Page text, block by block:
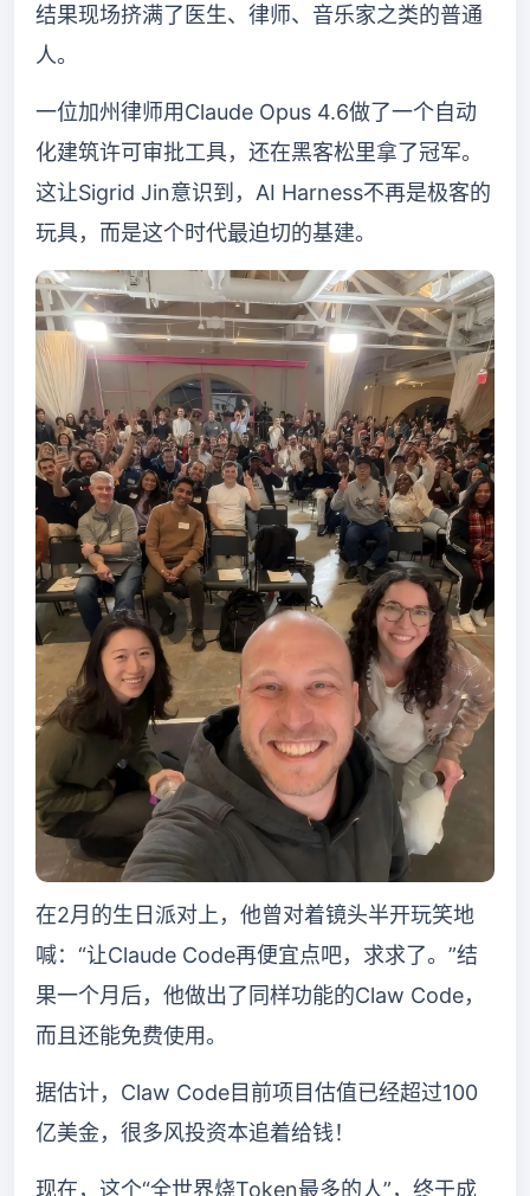
结果现场挤满了医生、律师、音乐家之类的普通
人。
一位加州律师用Claude Opus 4.6做了一个自动
化建筑许可审批工具，还在黑客松里拿了冠军。
这让Sigrid Jin意识到，AI Harness不再是极客的
玩具，而是这个时代最迫切的基建。
在2月的生日派对上，他曾对着镜头半开玩笑地
喊：“让Claude Code再便宜点吧，求求了。”结
果一个月后，他做出了同样功能的Claw Code，
而且还能免费使用。
据估计，Claw Code目前项目估值已经超过100
亿美金，很多风投资本追着给钱！
现在，这个“全世界烧Token最多的人”，终于成